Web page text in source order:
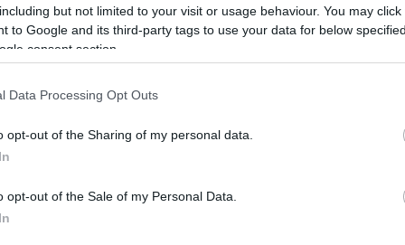
but not limited to your visit or usage behaviour. You may
to Google and its third-party tags to use your data for below
consent section.
Data Processing Opt Outs
opt-out of the Sharing of my personal data.
opt-out of the Sale of my Personal Data.
társulatból, naponta mérettetem meg magam a